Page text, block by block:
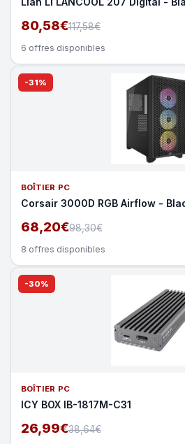
80,58€117,58€
6 offres disponibles
-31%
BOÎTIER PC
Corsair 3000D RGB Airflow -
68,20€98,30€
8 offres disponibles
-30%
BOÎTIER PC
ICY BOX IB-1817M-C31
26,99€38,64€